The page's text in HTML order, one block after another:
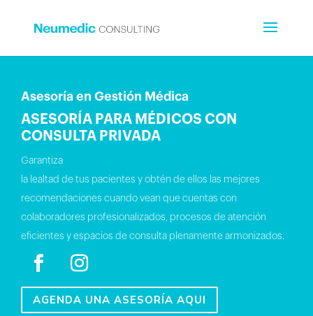
Asesoría en Gestión Médica
ASESORÍA PARA MÉDICOS CON
CONSULTA PRIVADA
Garantiza
la lealtad de tus pacientes y obtén de ellos las mejores
recomendaciones cuando vean que cuentas con
colaboradores profesionalizados, procesos de atención
eficientes y espacios de consulta plenamente armonizados.
AGENDA UNA ASESORÍA AQUI